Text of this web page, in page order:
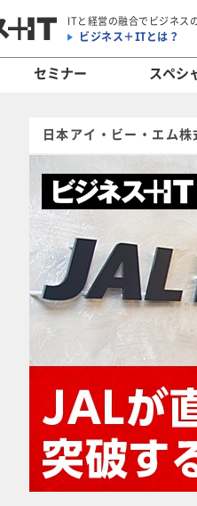
ITと経営の融合でビジネス
ビジネス＋ITとは？
セミナー スペシ
日本アイ・ビー・エム